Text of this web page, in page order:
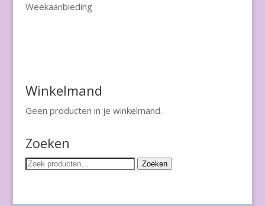
Weekaanbieding
Winkelmand
Geen producten in je winkelmand.
Zoeken
Zoeken
Zoeken